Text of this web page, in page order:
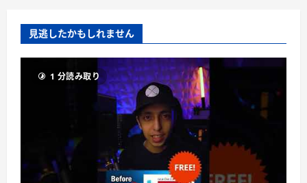
見逃したかもしれません
1 分読み取り